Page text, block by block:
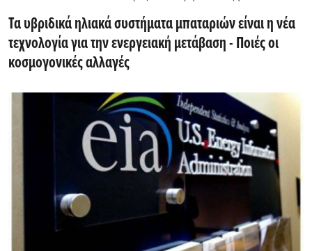
Τα υβριδικά ηλιακά συστήματα μπαταριών είναι η νέα
τεχνολογία για την ενεργειακή μετάβαση - Ποιές οι
κοσμογονικές αλλαγές